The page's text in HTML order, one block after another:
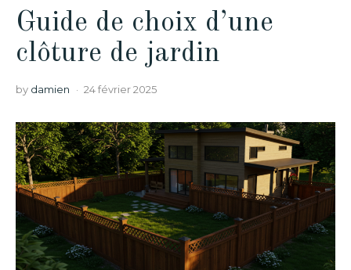
Guide de choix d’une
clôture de jardin
by damien 24 février 2025